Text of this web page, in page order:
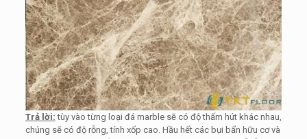
Trả lời: tùy vào từng loại đá marble sẽ có độ thấm hút khác nhau,
chúng sẽ có độ rỗng, tính xốp cao. Hầu hết các bụi bẩn hữu cơ và